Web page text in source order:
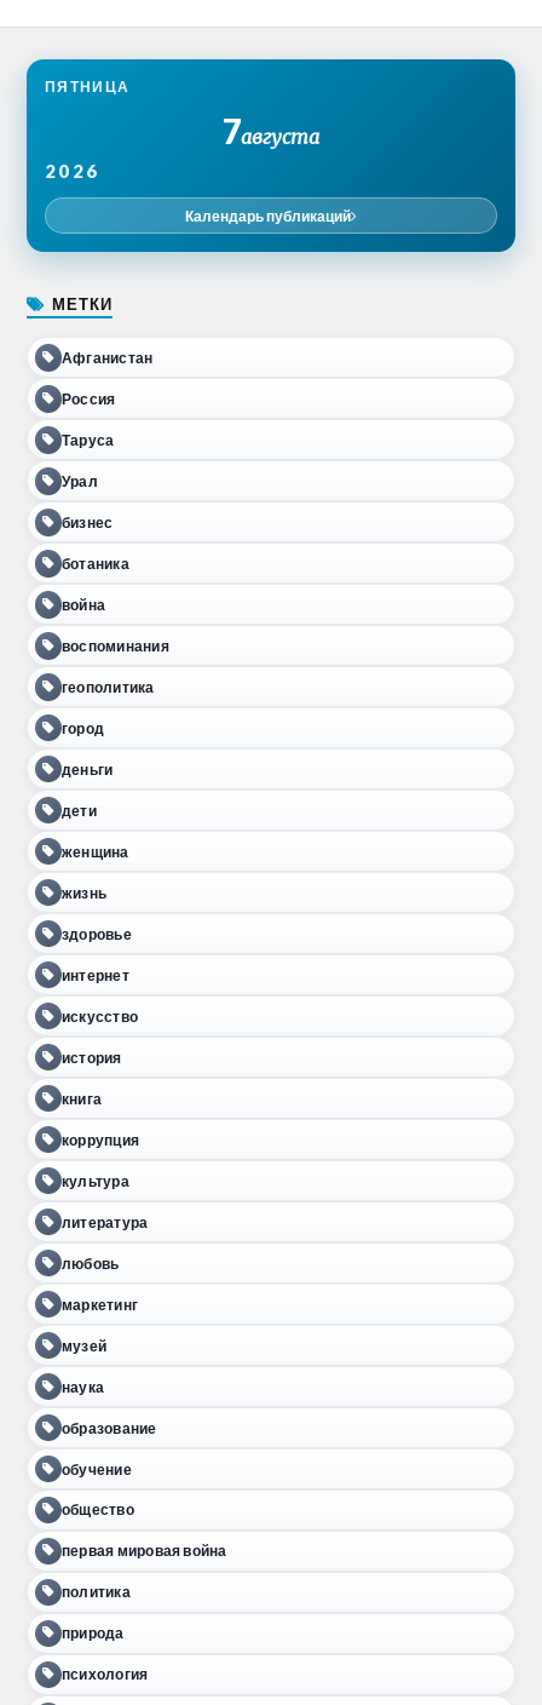
ПЯТНИЦА
7августа
2026
Календарь публикаций
МЕТКИ
Афганистан
Россия
Таруса
Урал
бизнес
ботаника
война
воспоминания
геополитика
город
деньги
дети
женщина
жизнь
здоровье
интернет
искусство
история
книга
коррупция
культура
литература
любовь
маркетинг
музей
наука
образование
обучение
общество
первая мировая война
политика
природа
психология